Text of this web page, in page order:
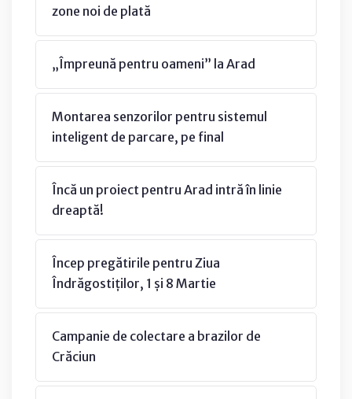
zone noi de plată
„Împreună pentru oameni” la Arad
Montarea senzorilor pentru sistemul
inteligent de parcare, pe final
Încă un proiect pentru Arad intră în linie
dreaptă!
Încep pregătirile pentru Ziua
Îndrăgostiților, 1 și 8 Martie
Campanie de colectare a brazilor de
Crăciun